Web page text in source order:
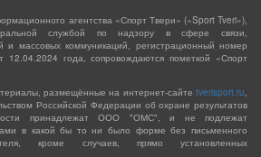
агентства «Спорт Твери» («Sport Tveri»),
службой по надзору в сфере связи,
и массовых коммуникаций, регистрационный номер
года, сопровождаются пометкой «Спорт
размещённые на интернет-сайте tverisport.ru
Российской Федерации об охране результатов
принадлежат ООО "ОМС", и не подлежат
в какой бы то ни было форме без письменного
кроме случаев, прямо установленных